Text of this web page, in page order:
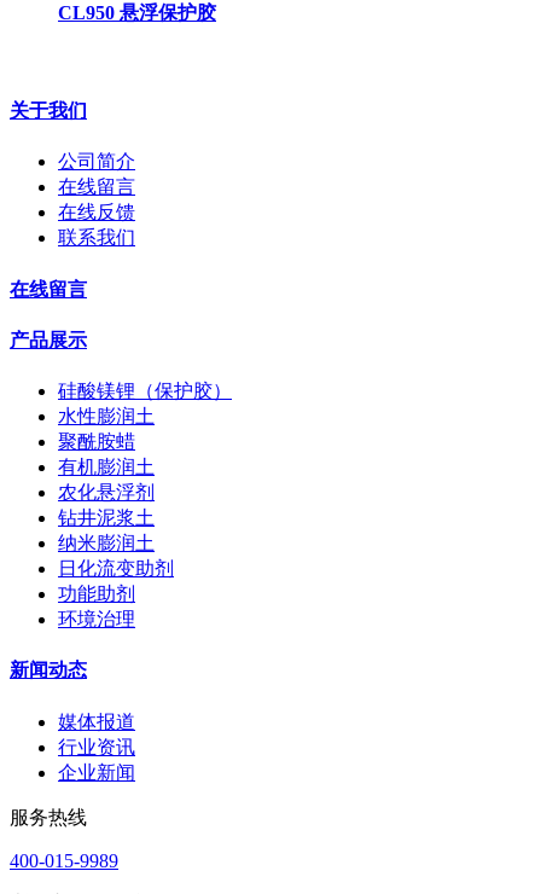
CL950 悬浮保护胶
关于我们
公司简介
在线留言
在线反馈
联系我们
在线留言
产品展示
硅酸镁锂（保护胶）
水性膨润土
聚酰胺蜡
有机膨润土
农化悬浮剂
钻井泥浆土
纳米膨润土
日化流变助剂
功能助剂
环境治理
新闻动态
媒体报道
行业资讯
企业新闻
服务热线
400-015-9989